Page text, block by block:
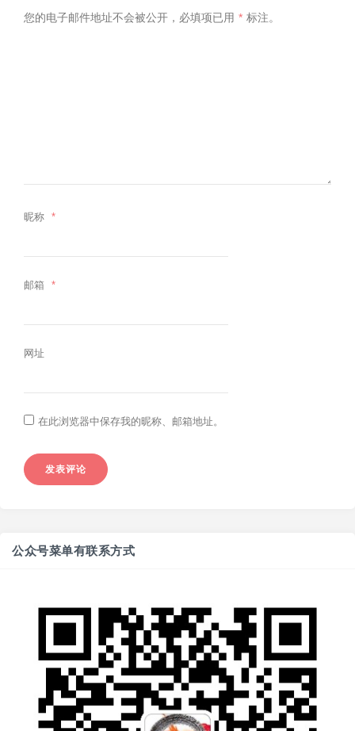
您的电子邮件地址不会被公开， 必填项已用 * 标注。
昵称 *
邮箱 *
网址
在此浏览器中保存我的昵称、邮箱地址。
公众号菜单有联系方式